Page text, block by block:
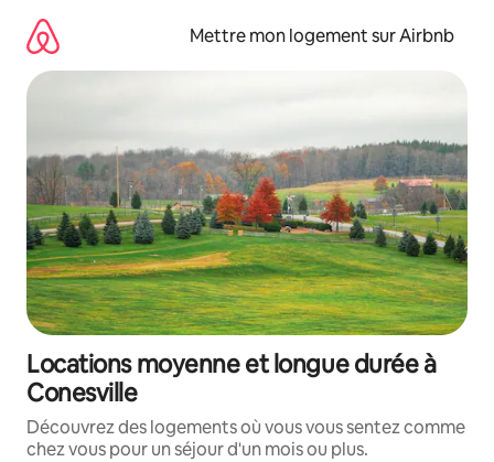
directement
contenu
Mettre mon logement sur Airbnb
Locations moyenne et longue durée à
Conesville
Découvrez des logements où vous vous sentez comme
chez vous pour un séjour d'un mois ou plus.